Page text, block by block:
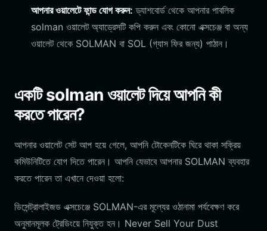
আপনার ওয়ালেটে ফান্ড যোগ করুন: ড্যাশবোর্ড থেকে আপনার পাবলিক
solman ওয়ালেট অ্যাড্রেসটি কপি করুন এবং কোনো এক্সচেঞ্জ বা অন্য
ওয়ালেট থেকে SOLMAN বা SOL (গ্যাস ফির জন্য) পাঠান।
একটি solman ওয়ালেট দিয়ে আপনি কী
করতে পারেন?
আপনার ওয়ালেট সেট আপ হয়ে গেলে, আপনি টোকেনটিকে ঘিরে থাকা সক্রিয়
কমিউনিটিতে যোগ দিতে পারেন। আপনি যেভাবে আপনার SOLMAN ব্যবহার
করতে পারেন তা এখানে দেওয়া হলো:
ডিসেন্ট্রালাইজড এক্সচেঞ্জে SOLMAN-এর মূল্যের ওঠানামা পর্যবেক্ষণ করে
অনুমানমূলক ট্রেডিংয়ে নিযুক্ত হন। Never Sell Your Dust